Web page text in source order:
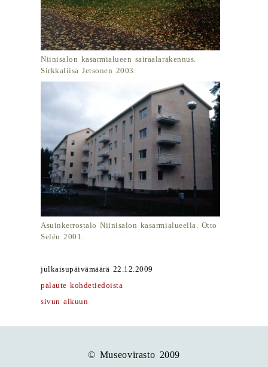
Niinisalon kasarmialueen sairaalarakennus.
Sirkkaliisa Jetsonen 2003.
Asuinkerrostalo Niinisalon kasarmialueella. Otto
Selén 2001.
julkaisupäivämäärä 22.12.2009
palaute kohdetiedoista
sivun alkuun
© Museovirasto 2009